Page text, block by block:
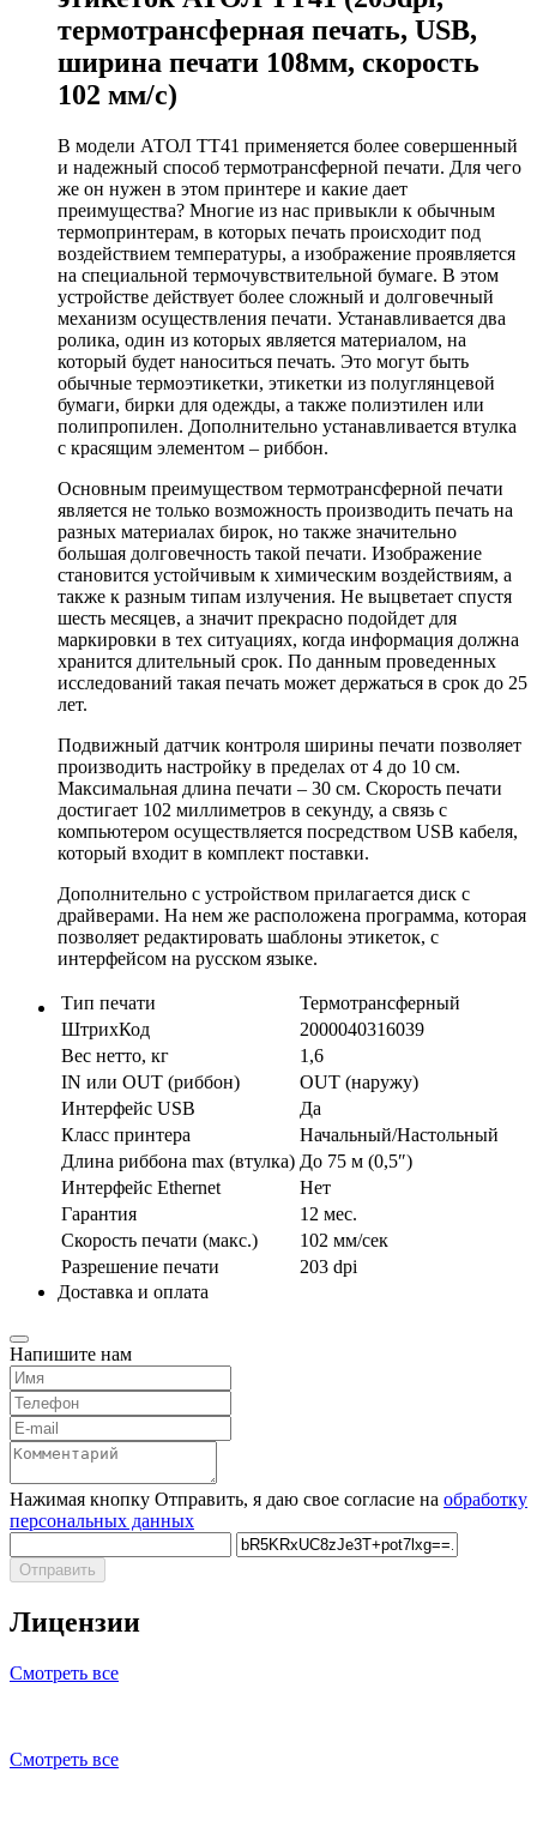
термотрансферная печать, USB,
ширина печати 108мм, скорость
102 мм/с)
В модели АТОЛ ТТ41 применяется более совершенный
и надежный способ термотрансферной печати. Для чего
же он нужен в этом принтере и какие дает
преимущества? Многие из нас привыкли к обычным
термопринтерам, в которых печать происходит под
воздействием температуры, а изображение проявляется
на специальной термочувствительной бумаге. В этом
устройстве действует более сложный и долговечный
механизм осуществления печати. Устанавливается два
ролика, один из которых является материалом, на
который будет наноситься печать. Это могут быть
обычные термоэтикетки, этикетки из полуглянцевой
бумаги, бирки для одежды, а также полиэтилен или
полипропилен. Дополнительно устанавливается втулка
с красящим элементом – риббон.
Основным преимуществом термотрансферной печати
является не только возможность производить печать на
разных материалах бирок, но также значительно
большая долговечность такой печати. Изображение
становится устойчивым к химическим воздействиям, а
также к разным типам излучения. Не выцветает спустя
шесть месяцев, а значит прекрасно подойдет для
маркировки в тех ситуациях, когда информация должна
хранится длительный срок. По данным проведенных
исследований такая печать может держаться в срок до 25
лет.
Подвижный датчик контроля ширины печати позволяет
производить настройку в пределах от 4 до 10 см.
Максимальная длина печати – 30 см. Скорость печати
достигает 102 миллиметров в секунду, а связь с
компьютером осуществляется посредством USB кабеля,
который входит в комплект поставки.
Дополнительно с устройством прилагается диск с
драйверами. На нем же расположена программа, которая
позволяет редактировать шаблоны этикеток, с
интерфейсом на русском языке.
Тип печати
Термотрансферный
ШтрихКод
2000040316039
Вес нетто, кг
1,6
IN или OUT (риббон)
OUT (наружу)
Интерфейс USB
Да
Класс принтера
Начальный/Настольный
Длина риббона max (втулка) До 75 м (0,5″)
Интерфейс Ethernet
Нет
Гарантия
12 мес.
Скорость печати (макс.)
102 мм/сек
Разрешение печати
203 dpi
Доставка и оплата
Напишите нам
Нажимая кнопку Отправить, я даю свое согласие на обработку
персональных данных
Отправить
Лицензии
Смотреть все
Смотреть все